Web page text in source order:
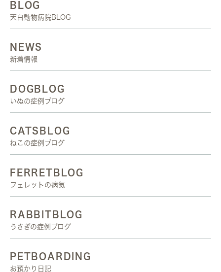
BLOG
天白動物病院BLOG
NEWS
新着情報
DOGBLOG
いぬの症例ブログ
CATSBLOG
ねこの症例ブログ
FERRETBLOG
フェレットの病気
RABBITBLOG
うさぎの症例ブログ
PETBOARDING
お預かり日記